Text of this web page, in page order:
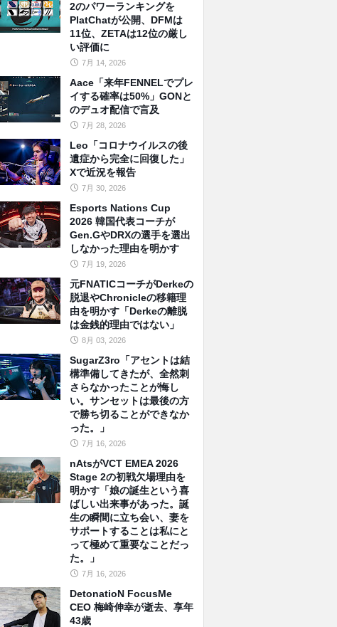
2のパワーランキングを
PlatChatが公開、DFMは
11位、ZETAは12位の厳し
い評価に
7月 14, 2026
Aace「来年FENNELでプレ
イする確率は50%」GONと
のデュオ配信で言及
7月 28, 2026
Leo「コロナウイルスの後
遺症から完全に回復した」
Xで近況を報告
7月 30, 2026
Esports Nations Cup
2026 韓国代表コーチが
Gen.GやDRXの選手を選出
しなかった理由を明かす
7月 19, 2026
元FNATICコーチがDerkeの
脱退やChronicleの移籍理
由を明かす「Derkeの離脱
は金銭的理由ではない」
8月 03, 2026
SugarZ3ro「アセントは結
構準備してきたが、全然刺
さらなかったことが悔し
い。サンセットは最後の方
で勝ち切ることができなか
った。」
7月 16, 2026
nAtsがVCT EMEA 2026
Stage 2の初戦欠場理由を
明かす「娘の誕生という喜
ばしい出来事があった。誕
生の瞬間に立ち会い、妻を
サポートすることは私にと
って極めて重要なことだっ
た。」
7月 16, 2026
DetonatioN FocusMe
CEO 梅崎伸幸が逝去、享年
43歳